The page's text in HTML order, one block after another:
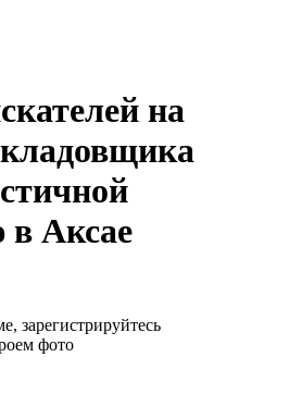
на
в Аксае
зарегистрируйтесь
фото